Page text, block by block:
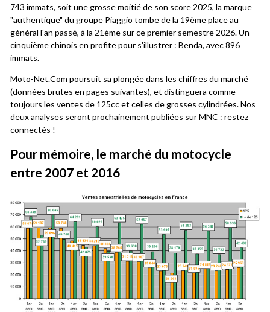
743 immats, soit une grosse moitié de son score 2025, la marque
"authentique" du groupe Piaggio tombe de la 19ème place au
général l'an passé, à la 21ème sur ce premier semestre 2026. Un
cinquième chinois en profite pour s'illustrer : Benda, avec 896
immats.
Moto-Net.Com poursuit sa plongée dans les chiffres du marché
(données brutes en pages suivantes), et distinguera comme
toujours les ventes de 125cc et celles de grosses cylindrées. Nos
deux analyses seront prochainement publiées sur MNC : restez
connectés !
Pour mémoire, le marché du motocycle
entre 2007 et 2016